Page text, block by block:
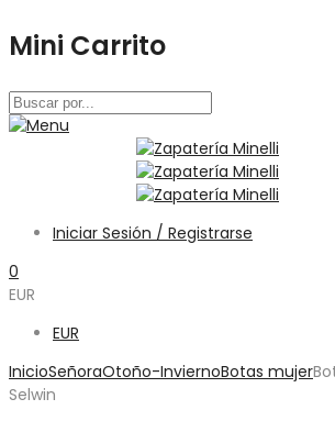
Mini Carrito
Iniciar Sesión / Registrarse
0
EUR
EUR
InicioSeñoraOtoño-InviernoBotas mujer
Selwin